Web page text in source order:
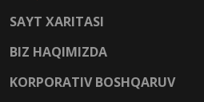
SAYT XARITASI
BIZ HAQIMIZDA
KORPORATIV BOSHQARUV